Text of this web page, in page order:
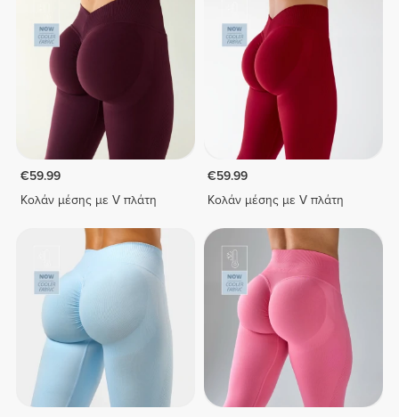
€59.99
Κολάν μέσης με V πλάτη
€59.99
Κολάν μέσης με V πλάτη